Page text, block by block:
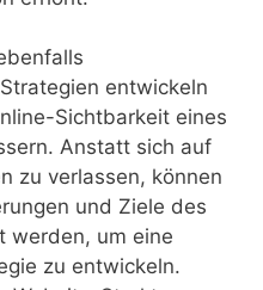
entwickeln
Sichtbarkeit eines
Anstatt sich auf
zu verlassen, können
und Ziele des
werden, um eine
zu entwickeln.